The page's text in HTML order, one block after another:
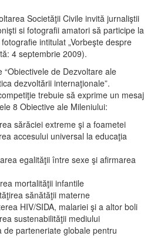
Societăţii Civile invită jurnaliştii
si fotografii amatori să participe la
intitulat „Vorbeşte despre
4 septembrie 2009).
“Obiectivele de Dezvoltare ale
dezvoltării internaţionale”.
trebuie să exprime un mesaj
8 Obiective ale Mileniului:
sărăciei extreme şi a foametei
accesului universal la educaţia
egalităţii între sexe şi afirmarea
mortalităţii infantile
sănătăţii materne
HIV/SIDA, malariei şi a altor boli
sustenabilităţii mediului
de parteneriate globale pentru